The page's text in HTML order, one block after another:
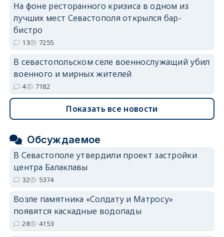
На фоне ресторанного кризиса в одном из
лучших мест Севастополя открылся бар-
бистро
13 7255
В севастопольском селе военнослужащий убил
военного и мирных жителей
4 7182
Показать все новости
Обсуждаемое
В Севастополе утвердили проект застройки
центра Балаклавы
32 5374
Возле памятника «Солдату и Матросу»
появятся каскадные водопады
28 4153